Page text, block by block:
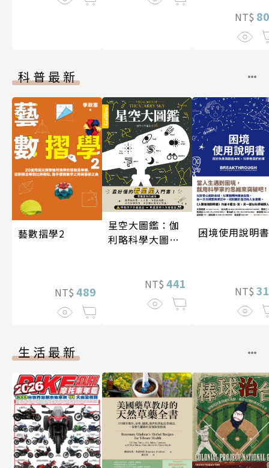
NT$
科普最新
藝數摺學2
NT$ 489
星空大圖鑑：伽
利略科學大圖鑑
NT$ 441
困境使用說明書
NT$
生活最新